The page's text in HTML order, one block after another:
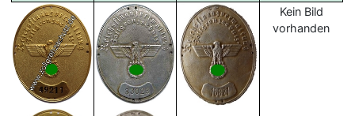
Kein Bild
vorhanden